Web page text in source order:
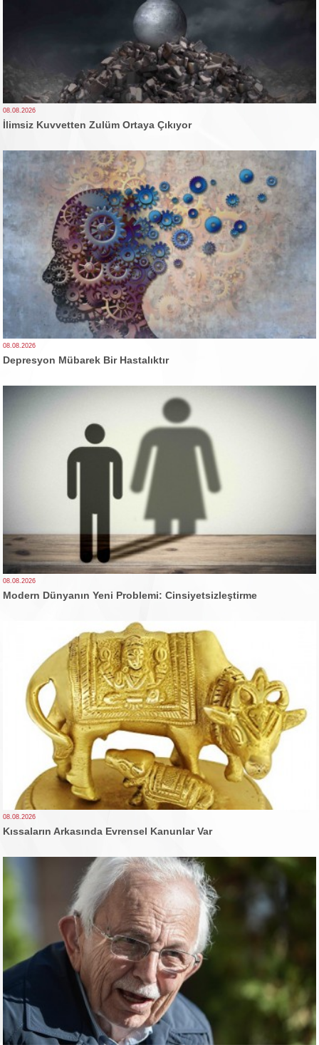
08.08.2026
İlimsiz Kuvvetten Zulüm Ortaya Çıkıyor
08.08.2026
Depresyon Mübarek Bir Hastalıktır
08.08.2026
Modern Dünyanın Yeni Problemi: Cinsiyetsizleştirme
08.08.2026
Kıssaların Arkasında Evrensel Kanunlar Var